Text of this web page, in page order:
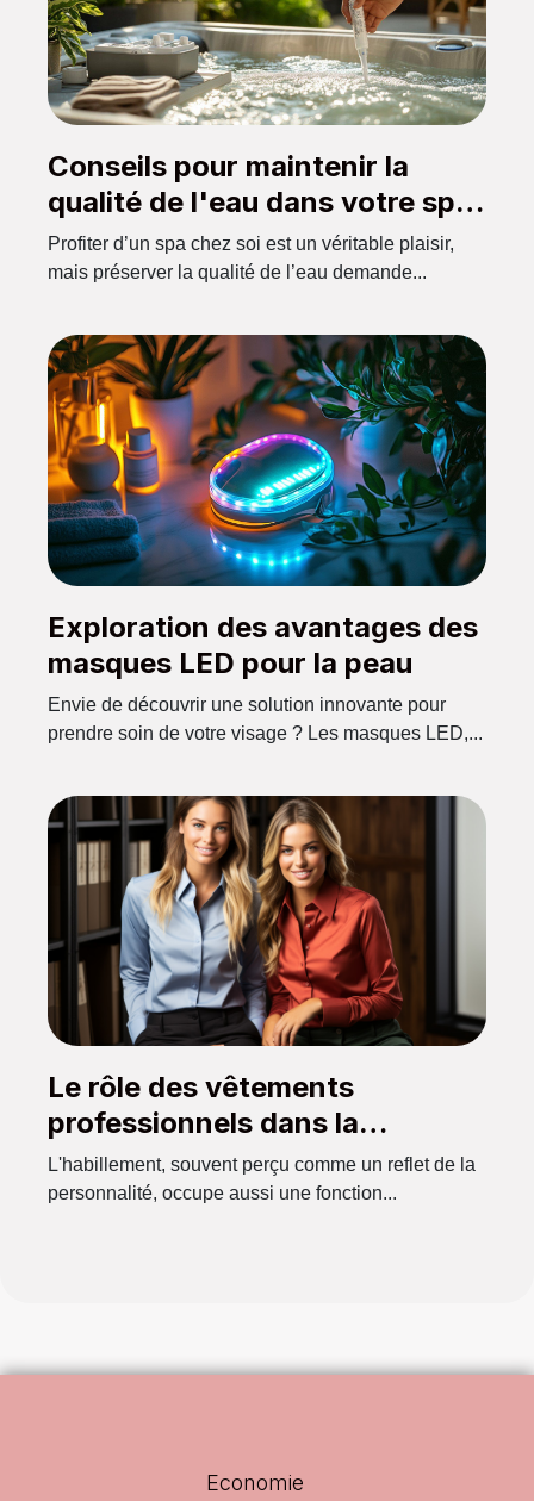
Conseils pour maintenir la
qualité de l'eau dans votre spa
domestique
Profiter d’un spa chez soi est un véritable plaisir,
mais préserver la qualité de l’eau demande...
Exploration des avantages des
masques LED pour la peau
Envie de découvrir une solution innovante pour
prendre soin de votre visage ? Les masques LED,...
Le rôle des vêtements
professionnels dans la
promotion de l'égalité sur le
lieu de travail
L'habillement, souvent perçu comme un reflet de la
personnalité, occupe aussi une fonction...
Economie